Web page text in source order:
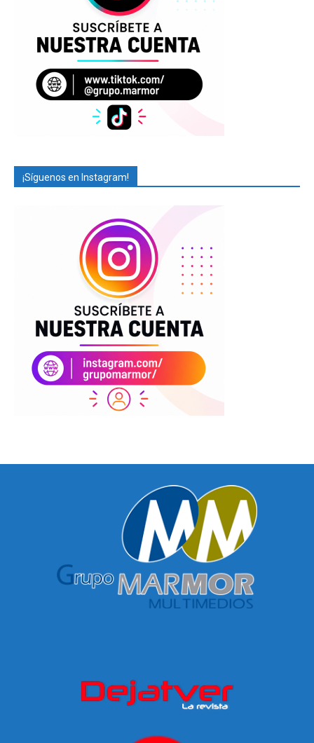
¡Síguenos en Instagram!